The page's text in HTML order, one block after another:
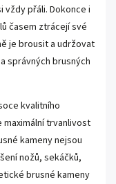
přáli. Dokonce i
časem ztrácejí své
je brousit a udržovat
správných brusných
kvalitního
trvanlivost
kameny nejsou
nožů, sekáčků,
brusné kameny